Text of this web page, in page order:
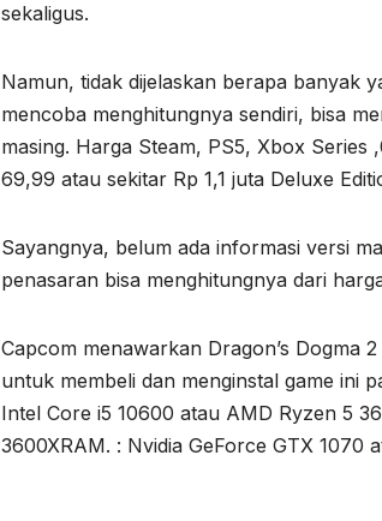
sekaligus.
Namun, tidak dijelaskan berapa banyak
mencoba menghitungnya sendiri, bisa
masing. Harga Steam, PS5, Xbox Series
69,99 atau sekitar Rp 1,1 juta Deluxe
Sayangnya, belum ada informasi versi
penasaran bisa menghitungnya dari
Capcom menawarkan Dragon’s Dogma
untuk membeli dan menginstal game ini
Intel Core i5 10600 atau AMD Ryzen 5
3600XRAM. : Nvidia GeForce GTX 1070